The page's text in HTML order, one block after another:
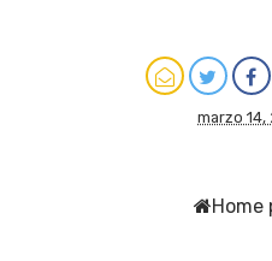
marzo 14,
Home